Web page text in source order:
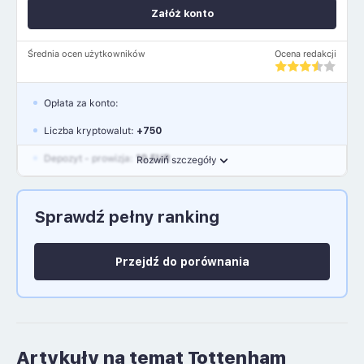
Średnia ocen użytkowników Ocena redakcji
Załóż konto
Rozwiń szczegóły
Opłata za konto:
Liczba kryptowalut: +750
Depozyt - prowizja: 10 EUR
Język polski: NIE
Sprawdź pełny ranking
Przejdź do porównania
Artykuły na temat Tottenham